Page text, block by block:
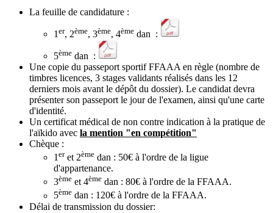
La feuille de candidature :
1 er, 2ème, 3ème, 4ème dan :
5ème dan :
Une copie du passeport sportif FFAAA en règle (nombre de
timbres licences, 3 stages validants réalisés dans les 12
derniers mois avant le dépôt du dossier). Le candidat devra
présenter son passeport le jour de l'examen, ainsi qu'une carte
d'identité.
Un certificat médical de non contre indication à la pratique de
l'aïkido avec la mention "en compétition"
Chèque :
1 eret 2ème dan : 50€ à l'ordre de la ligue
d'appartenance.
3ème et 4ème dan : 80€ à l'ordre de la FFAAA.
5ème dan : 120€ à l'ordre de la FFAAA.
Délai de transmission du dossier: